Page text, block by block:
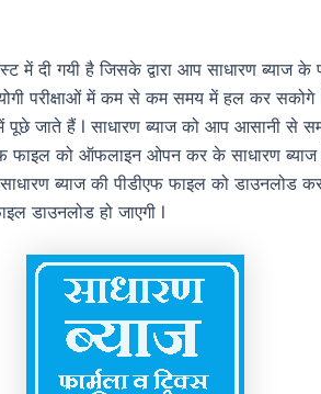
में दी गयी है जिसके द्वारा आप साधारण ब्याज
परीक्षाओं में कम से कम समय में हल कर
में पूछे जाते हैं l साधारण ब्याज को आप आसानी से
फाइल को ऑफलाइन ओपन कर के साधारण
ब्याज की पीडीएफ फाइल को डाउनलोड
डाउनलोड हो जाएगी l